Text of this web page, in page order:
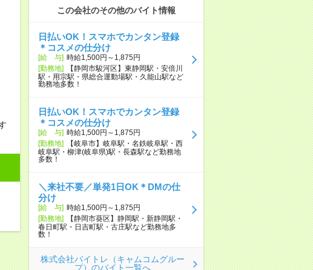
この会社のその他のバイト情報
日払いOK！スマホでカンタン登録
＊コスメの仕分け
[給 与] 時給1,500円～1,875円
[勤務地]
【静岡市駿河区】東静岡駅・安倍川
駅・用宗駅・県総合運動場駅・久能山駅など
勤務地多数！
日払いOK！スマホでカンタン登録
＊コスメの仕分け
[給 与] 時給1,500円～1,875円
[勤務地]
【岐阜市】岐阜駅・名鉄岐阜駅・西
岐阜駅・柳津(岐阜県)駅・長森駅など勤務地
多数！
＼来社不要／単発1日OK＊DMの仕
分け
[給 与] 時給1,500円～1,875円
[勤務地]
【静岡市葵区】静岡駅・新静岡駅・
春日町駅・日吉町駅・古庄駅など勤務地多
数！
株式会社バイトレ（キャムコムグルー
プ）のバイト一覧へ